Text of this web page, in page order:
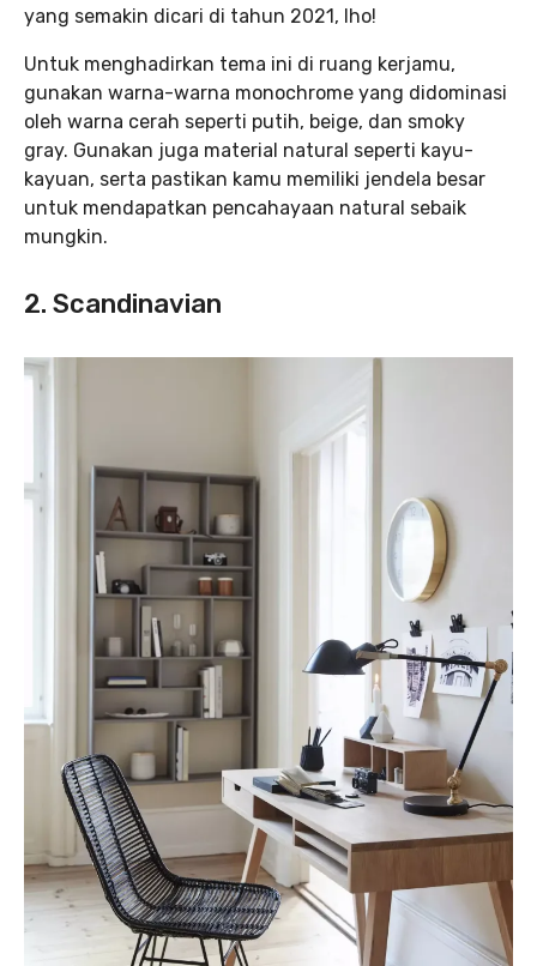
yang semakin dicari di tahun 2021, lho!
Untuk menghadirkan tema ini di ruang kerjamu,
gunakan warna-warna monochrome yang didominasi
oleh warna cerah seperti putih, beige, dan smoky
gray. Gunakan juga material natural seperti kayu-
kayuan, serta pastikan kamu memiliki jendela besar
untuk mendapatkan pencahayaan natural sebaik
mungkin.
2. Scandinavian